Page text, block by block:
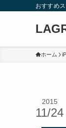
おすすめ
ホーム
2015
11/24